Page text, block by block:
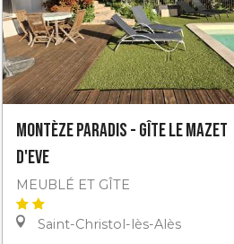
Montèze Paradis - Gîte Le Mazet
d'Eve
MEUBLÉ ET GÎTE
Saint-Christol-lès-Alès